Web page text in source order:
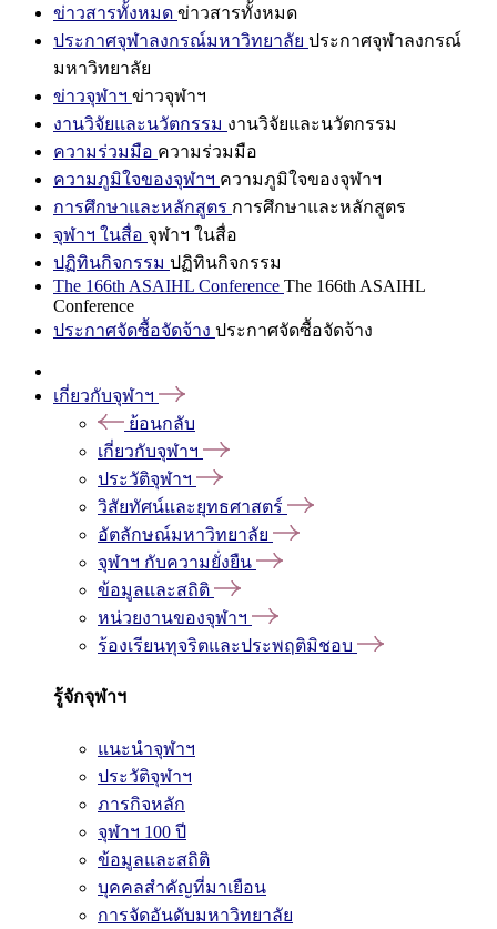
ข่าวสารทั้งหมด ข่าวสารทั้งหมด
ประกาศจุฬาลงกรณ์มหาวิทยาลัย ประกาศจุฬาลงกรณ์
มหาวิทยาลัย
ข่าวจุฬาฯ ข่าวจุฬาฯ
งานวิจัยและนวัตกรรม งานวิจัยและนวัตกรรม
ความร่วมมือ ความร่วมมือ
ความภูมิใจของจุฬาฯ ความภูมิใจของจุฬาฯ
การศึกษาและหลักสูตร การศึกษาและหลักสูตร
จุฬาฯ ในสื่อ จุฬาฯ ในสื่อ
ปฏิทินกิจกรรม ปฏิทินกิจกรรม
The 166th ASAIHL Conference The 166th ASAIHL
Conference
ประกาศจัดซื้อจัดจ้าง ประกาศจัดซื้อจัดจ้าง
เกี่ยวกับจุฬาฯ
ย้อนกลับ
เกี่ยวกับจุฬาฯ
ประวัติจุฬาฯ
วิสัยทัศน์และยุทธศาสตร์
อัตลักษณ์มหาวิทยาลัย
จุฬาฯ กับความยั่งยืน
ข้อมูลและสถิติ
หน่วยงานของจุฬาฯ
ร้องเรียนทุจริตและประพฤติมิชอบ
รู้จักจุฬาฯ
แนะนำจุฬาฯ
ประวัติจุฬาฯ
ภารกิจหลัก
จุฬาฯ 100 ปี
ข้อมูลและสถิติ
บุคคลสำคัญที่มาเยือน
การจัดอันดับมหาวิทยาลัย